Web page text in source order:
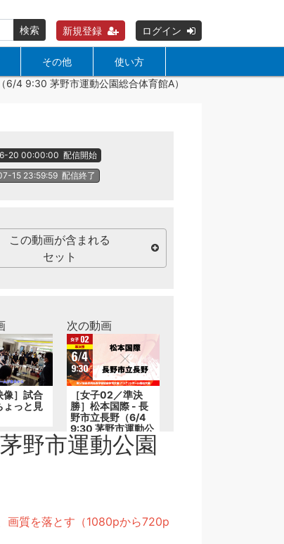
検索 新規登録 ログイン
その他
使い方
6/4 9:30 茅野市運動公園総合体育館A）
20 00:00:00 配信開始
15 23:59:59 配信終了
この動画が含まれる
セット
像］試合
ょっと見
次の動画
［女子02／準決
勝］松本国際 - 長
野市立長野（6/4
9:30 茅野市運動公
園総合体育館B）
野市運動公園
画質を落とす（1080pから720p